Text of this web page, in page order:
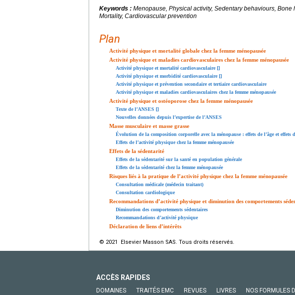
Keywords : Menopause, Physical activity, Sedentary behaviours,
Mortality, Cardiovascular prevention
Plan
Activité physique et mortalité globale chez la femme ménopausée
Activité physique et maladies cardiovasculaires chez la femme ménopausée
Activité physique et mortalité cardiovasculaire []
Activité physique et morbidité cardiovasculaire []
Activité physique et prévention secondaire et tertiaire cardiovasculaire
Activité physique et maladies cardiovasculaires chez la femme ménopausée
Activité physique et ostéoporose chez la femme ménopausée
Texte de l’ANSES []
Nouvelles données depuis l’expertise de l’ANSES
Masse musculaire et masse grasse
Évolution de la composition corporelle avec la ménopause : effets de l’âge et effets
Effets de l’activité physique chez la femme ménopausée
Effets de la sédentarité
Effets de la sédentarité sur la santé en population générale
Effets de la sédentarité chez la femme ménopausée
Risques liés à la pratique de l’activité physique chez la femme ménopausée
Consultation médicale (médecin traitant)
Consultation cardiologique
Recommandations d’activité physique et diminution des comportements
Diminution des comportements sédentaires
Recommandations d’activité physique
Déclaration de liens d’intérêts
© 2021 Elsevier Masson SAS. Tous droits réservés.
ACCÈS RAPIDES
DOMAINES TRAITÉS EMC REVUES LIVRES NOS FORMULES